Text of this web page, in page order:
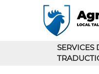
SERVICES